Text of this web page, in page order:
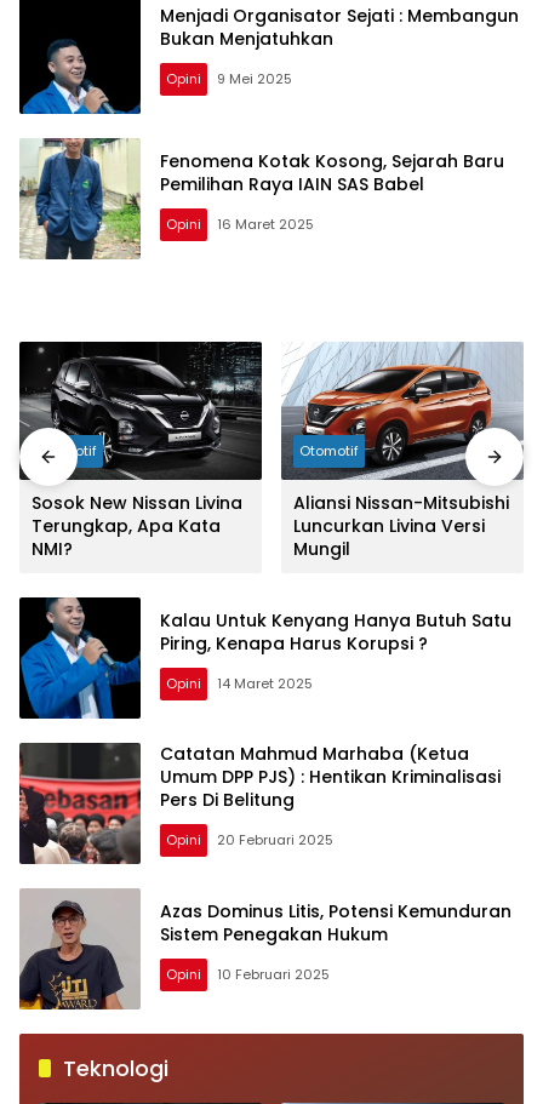
Menjadi Organisator Sejati : Membangun
Bukan Menjatuhkan
Opini 9 Mei 2025
Fenomena Kotak Kosong, Sejarah Baru
Pemilihan Raya IAIN SAS Babel
Opini 16 Maret 2025
Otomotif
Sosok New Nissan Livina
Terungkap, Apa Kata
NMI?
Otomotif
Aliansi Nissan-Mitsubishi
Luncurkan Livina Versi
Mungil
Kalau Untuk Kenyang Hanya Butuh Satu
Piring, Kenapa Harus Korupsi ?
Opini 14 Maret 2025
Catatan Mahmud Marhaba (Ketua
Umum DPP PJS) : Hentikan Kriminalisasi
Pers Di Belitung
Opini 20 Februari 2025
Azas Dominus Litis, Potensi Kemunduran
Sistem Penegakan Hukum
Opini 10 Februari 2025
Teknologi